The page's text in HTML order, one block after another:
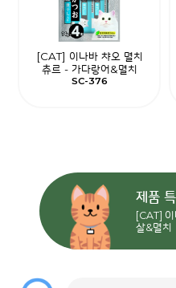
[CAT] 이나바 챠오 멸치
츄르 - 가다랑어&멸치
SC-376
제품
[CAT]
살&멸치